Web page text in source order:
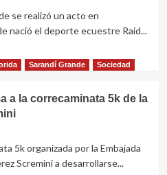
se realizó un acto en
nació el deporte ecuestre Raid...
Sarandí Grande Sociedad
a la correcaminata 5k de la
5k organizada por la Embajada
Scremini a desarrollarse...